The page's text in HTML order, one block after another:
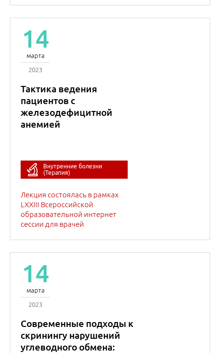
Лекция состоялась в рамках
LXXIII Всероссийской
образовательной интернет
сессии для врачей
14
2023
Современные подходы к
технологиям!
Константин